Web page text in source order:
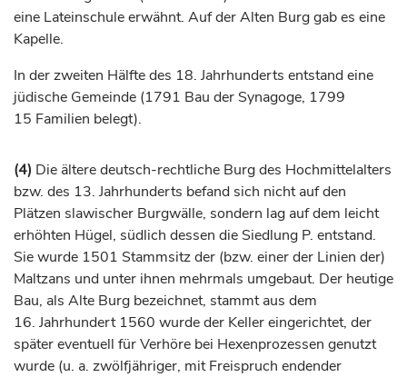
eine Lateinschule erwähnt. Auf der Alten Burg gab es eine
Kapelle.
In der zweiten Hälfte des 18. Jahrhunderts entstand eine
jüdische Gemeinde (1791 Bau der Synagoge, 1799
15 Familien belegt).
(4) Die ältere deutsch-rechtliche Burg des Hochmittelalters
bzw. des 13. Jahrhunderts befand sich nicht auf den
Plätzen slawischer Burgwälle, sondern lag auf dem leicht
erhöhten Hügel, südlich dessen die Siedlung P. entstand.
Sie wurde 1501 Stammsitz der (bzw. einer der Linien der)
Maltzans und unter ihnen mehrmals umgebaut. Der heutige
Bau, als Alte Burg bezeichnet, stammt aus dem
16. Jahrhundert1560 wurde der Keller eingerichtet, der
später eventuell für Verhöre bei Hexenprozessen genutzt
wurde (u. a. zwölfjähriger, mit Freispruch endender